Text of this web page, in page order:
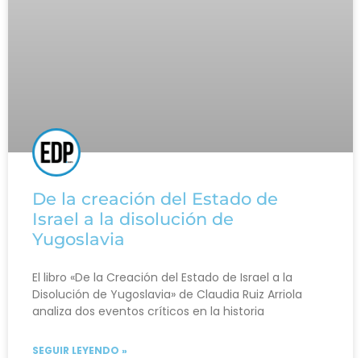
De la creación del Estado de
Israel a la disolución de
Yugoslavia
El libro «De la Creación del Estado de Israel a la
Disolución de Yugoslavia» de Claudia Ruiz Arriola
analiza dos eventos críticos en la historia
SEGUIR LEYENDO »